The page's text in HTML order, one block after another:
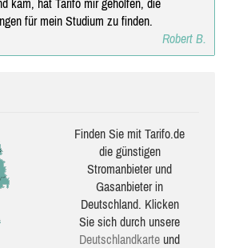
kam, hat Tarifo mir geholfen, die
für mein Studium zu finden.
Robert B.
Finden Sie mit Tarifo.de
die güns­ti­gen
Stromanbieter und
Gasanbieter in
Deutschland. Klicken
Sie sich durch unsere
Deutsch­land­karte und